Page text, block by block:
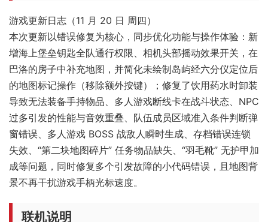
游戏更新日志（11 月 20 日 周四）
本次更新以错误修复为核心，同步优化功能与操作体验：新
增海上堡垒钥匙全队通行权限、相机头部摇动效果开关，在
巴洛的房子中补充地图，并简化未绘制岛屿经六分仪定位后
的地图标记操作（移除额外按键）；修复了饮用药水时卸装
导致无法装备手持物品、多人游戏断线卡在战斗状态、NPC
过多引发的性能与音效重叠、队伍成员区域准入条件判断弹
窗错误、多人游戏 BOSS 战敌人瞬时生成、存档错误连锁
失效、“第二块地图碎片” 任务物品缺失、“羽毛靴” 无护甲加
成等问题，同时修复多个引发故障的小代码错误，且地图背
景不再干扰游戏手柄光标速度。
联机说明